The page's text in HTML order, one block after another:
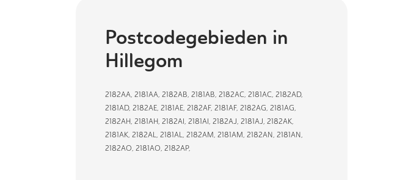
Postcodegebieden in
Hillegom
2182AA, 2181AA, 2182AB, 2181AB, 2182AC, 2181AC, 2182AD,
2181AD, 2182AE, 2181AE, 2182AF, 2181AF, 2182AG, 2181AG,
2182AH, 2181AH, 2182AI , 2181AI , 2182AJ, 2181AJ, 2182AK,
2181AK, 2182AL, 2181AL, 2182AM , 2181AM , 2182AN , 2181AN ,
2182AO, 2181AO, 2182AP,